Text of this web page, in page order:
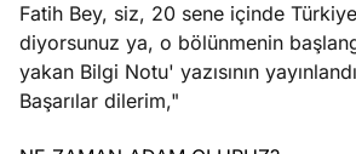
Fatih Bey, siz, 20 sene içinde
diyorsunuz ya, o bölünmenin
yakan Bilgi Notu' yazısının
Başarılar dilerim,"